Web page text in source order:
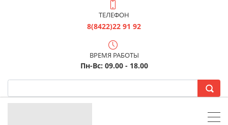
ТЕЛЕФОН
8(8422)22 91 92
ВРЕМЯ РАБОТЫ
Пн-Вс: 09.00 - 18.00